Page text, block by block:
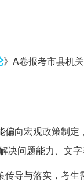
》A卷报考市县机
向宏观政策制
问题能力、文字
导与落实，考